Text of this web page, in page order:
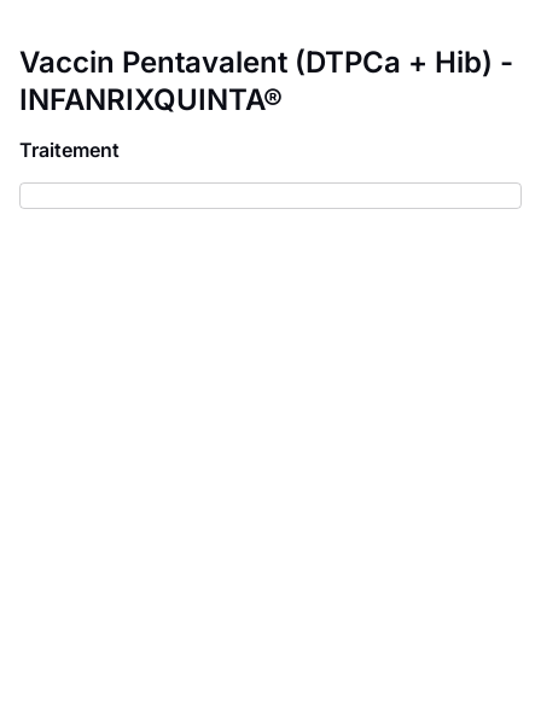
Vaccin Pentavalent (DTPCa + Hib) -
INFANRIXQUINTA®
Traitement